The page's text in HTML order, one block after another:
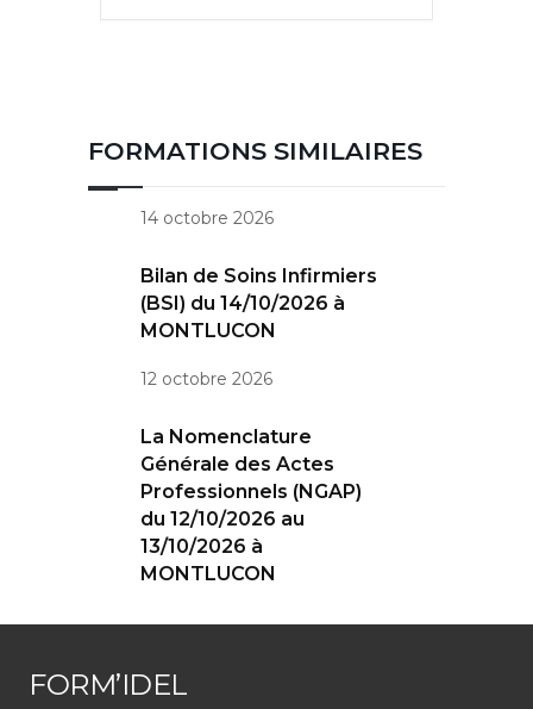
FORMATIONS SIMILAIRES
14 octobre 2026
Bilan de Soins Infirmiers
(BSI) du 14/10/2026 à
MONTLUCON
12 octobre 2026
La Nomenclature
Générale des Actes
Professionnels (NGAP)
du 12/10/2026 au
13/10/2026 à
MONTLUCON
FORM’IDEL